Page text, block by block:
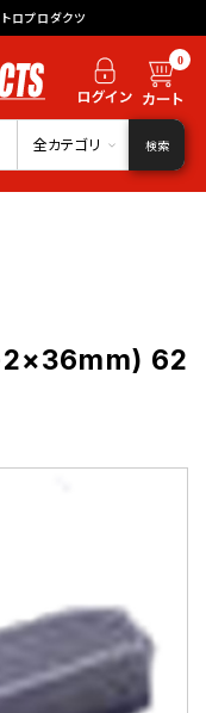
ロプロダクツ
0
全カテゴリ 検索
62